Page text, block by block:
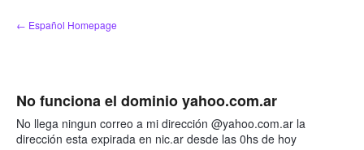
saltar
al
← Español Homepage
No funciona el dominio yahoo.com.ar
No llega ningun correo a mi dirección @yahoo.com.ar la
dirección esta expirada en nic.ar desde las 0hs de hoy